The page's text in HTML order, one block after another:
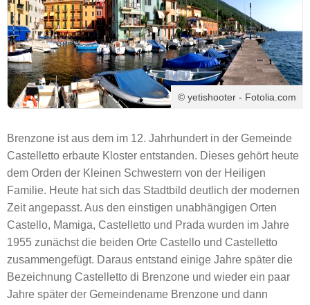
© yetishooter - Fotolia.com
Brenzone ist aus dem im 12. Jahrhundert in der Gemeinde
Castelletto erbaute Kloster entstanden. Dieses gehört heute
dem Orden der Kleinen Schwestern von der Heiligen
Familie. Heute hat sich das Stadtbild deutlich der modernen
Zeit angepasst. Aus den einstigen unabhängigen Orten
Castello, Mamiga, Castelletto und Prada wurden im Jahre
1955 zunächst die beiden Orte Castello und Castelletto
zusammengefügt. Daraus entstand einige Jahre später die
Bezeichnung Castelletto di Brenzone und wieder ein paar
Jahre später der Gemeindename Brenzone und dann